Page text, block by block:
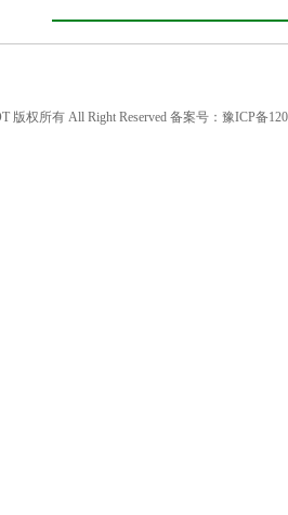
版权所有 All Right Reserved 备案号： 豫ICP备